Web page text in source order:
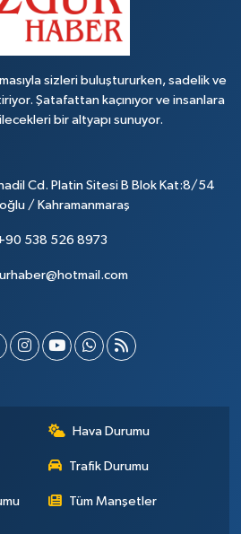
sizleri buluştururken, sadelik ve
Şatafattan kaçınıyor ve insanlara
bir altyapı sunuyor.
Cd. Platin Sitesi B Blok Kat:8/54
/ Kahramanmaraş
538 526 8973
Hava Durumu
Trafik Durumu
Tüm Manşetler